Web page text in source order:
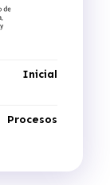
Inicial
Procesos